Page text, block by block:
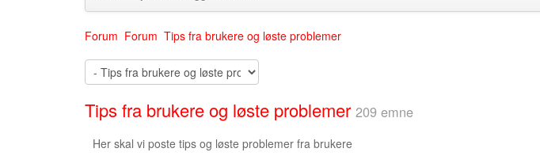
Forum Forum Tips fra brukere og løste problemer
Tips fra brukere og løste problemer 209 emne
Her skal vi poste tips og løste problemer fra brukere